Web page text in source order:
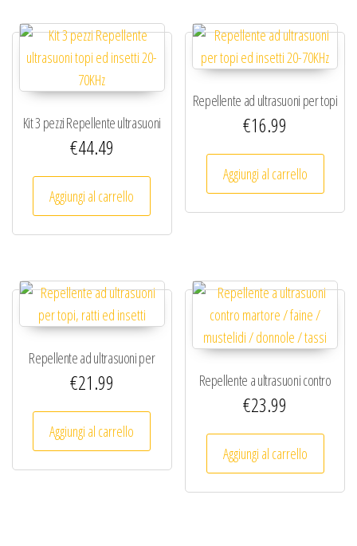
Kit 3 pezzi Repellente ultrasuoni
topi ed insetti 20-70KHz
€44.49
Aggiungi al carrello
Repellente ad ultrasuoni per topi
ed insetti 20-70KHz
€16.99
Aggiungi al carrello
Repellente ad ultrasuoni per
topi, ratti ed insetti
€21.99
Aggiungi al carrello
Repellente a ultrasuoni contro
martore / faine / mustelidi /
€23.99
Aggiungi al carrello